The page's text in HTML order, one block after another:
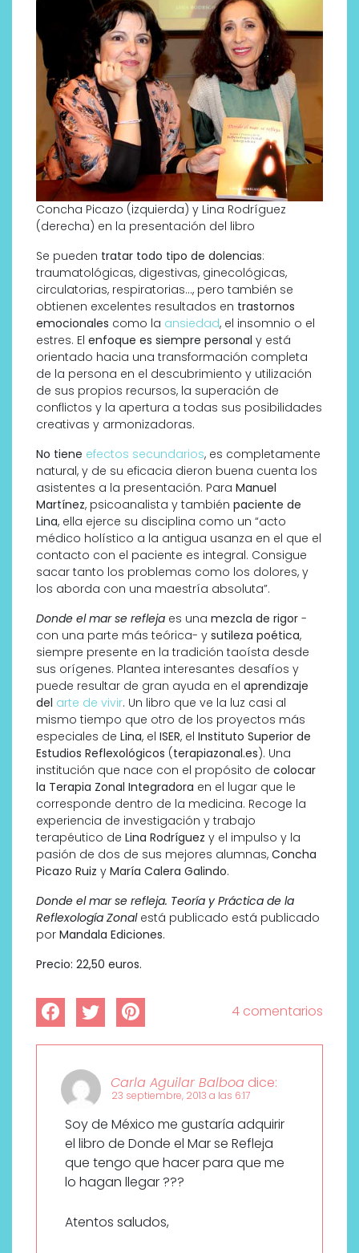
Concha Picazo (izquierda) y Lina Rodríguez
(derecha) en la presentación del libro
Se pueden tratar todo tipo de dolencias:
traumatológicas, digestivas, ginecológicas,
circulatorias, respiratorias…, pero también se
obtienen excelentes resultados en trastornos
emocionales como la ansiedad, el insomnio o el
estres. El enfoque es siempre personal y está
orientado hacia una transformación completa
de la persona en el descubrimiento y utilización
de sus propios recursos, la superación de
conflictos y la apertura a todas sus posibilidades
creativas y armonizadoras.
No tiene efectos secundarios, es completamente
natural, y de su eficacia dieron buena cuenta los
asistentes a la presentación. Para Manuel
Martínez, psicoanalista y también paciente de
Lina, ella ejerce su disciplina como un “acto
médico holístico a la antigua usanza en el que el
contacto con el paciente es integral. Consigue
sacar tanto los problemas como los dolores, y
los aborda con una maestría absoluta”.
Donde el mar se refleja es una mezcla de rigor -
con una parte más teórica- y sutileza poética,
siempre presente en la tradición taoísta desde
sus orígenes. Plantea interesantes desafíos y
puede resultar de gran ayuda en el aprendizaje
del arte de vivir. Un libro que ve la luz casi al
mismo tiempo que otro de los proyectos más
especiales de Lina, el ISER, el Instituto Superior de
Estudios Reflexológicos (terapiazonal.es). Una
institución que nace con el propósito de colocar
la Terapia Zonal Integradora en el lugar que le
corresponde dentro de la medicina. Recoge la
experiencia de investigación y trabajo
terapéutico de Lina Rodríguez y el impulso y la
pasión de dos de sus mejores alumnas, Concha
Picazo Ruiz y María Calera Galindo.
Donde el mar se refleja. Teoría y Práctica de la
Reflexología Zonal está publicado está publicado
por Mandala Ediciones.
Precio: 22,50 euros.
4 comentarios
Carla Aguilar Balboa dice:
23 septiembre, 2013 a las 6:17
Soy de México me gustaría adquirir
el libro de Donde el Mar se Refleja
que tengo que hacer para que me
lo hagan llegar ???
Atentos saludos,